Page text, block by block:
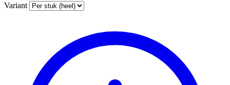
Variant